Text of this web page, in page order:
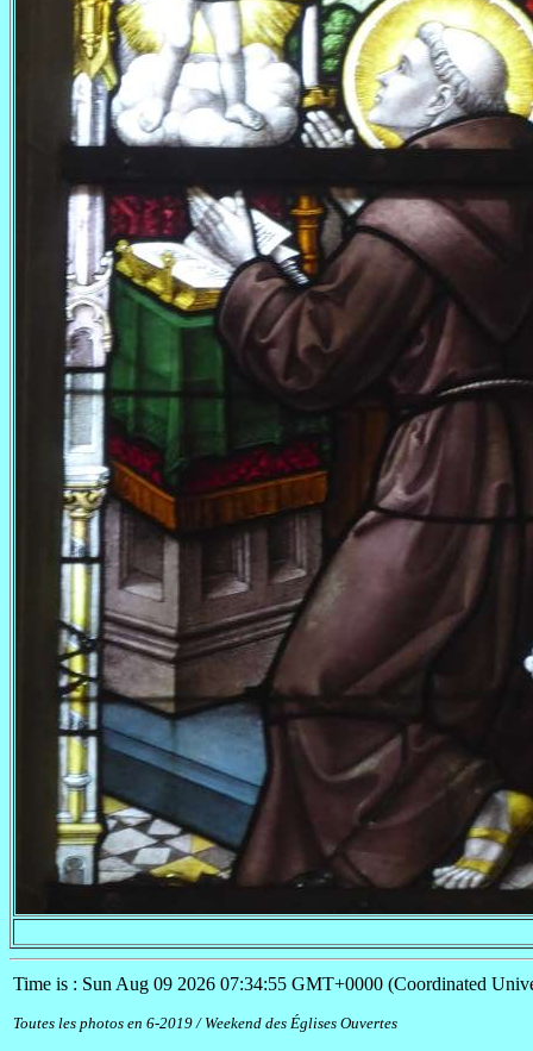
Time is : Sun Aug 09 2026 07:34:55 GMT+0000 (Coordinated
Toutes les photos en 6-2019 / Weekend des Églises Ouvertes